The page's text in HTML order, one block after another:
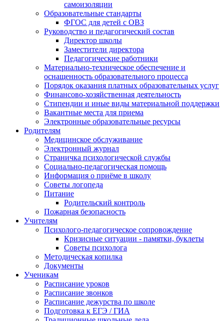
самоизоляции
Образовательные стандарты
ФГОС для детей с ОВЗ
Руководство и педагогический состав
Директор школы
Заместители директора
Педагогические работники
Материально-техническое обеспечение и
оснащенность образовательного процесса
Порядок оказания платных образовательных услуг
Финансово-хозяйственная деятельность
Стипендии и иные виды материальной поддержки
Вакантные места для приема
Электронные образовательные ресурсы
Родителям
Медицинское обслуживание
Электронный журнал
Страничка психологической службы
Социально-педагогическая помощь
Информация о приёме в школу
Советы логопеда
Питание
Родительский контроль
Пожарная безопасность
Учителям
Психолого-педагогическое сопровождение
Кризисные ситуации - памятки, буклеты
Советы психолога
Методическая копилка
Документы
Ученикам
Расписание уроков
Расписание звонков
Расписание дежурства по школе
Подготовка к ЕГЭ / ГИА